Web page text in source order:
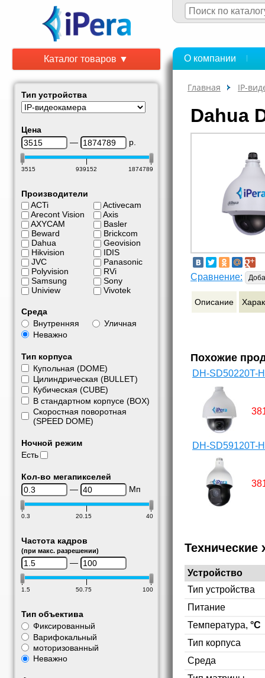
Каталог товаров ▼
Тип устройства
Цена
—
р.
3515 939152 1874789
Производители
ACTi
Arecont Vision
AXYCAM
Beward
Dahua
Hikvision
JVC
Polyvision
Samsung
Uniview
Activecam
Axis
Basler
Brickcom
Geovision
IDIS
Panasonic
RVi
Sony
Vivotek
Среда
Внутренняя
Уличная
Неважно
Тип корпуса
Купольная (DOME)
Цилиндрическая (BULLET)
Кубическая (CUBE)
В стандартном корпусе (BOX)
Скоростная поворотная
(SPEED DOME)
Ночной режим
Есть
Кол-во мегапикселей
—
Мп
0.3 20.15 40
Частота кадров
(при макс. разрешении)
—
1.5 50.75 100
Тип объектива
Фиксированный
Варифокальный
моторизованный
Неважно
О компании
Главная IP-
Dahua
Сравнение:
Описание
Похожие
DH-SD50220T-
DH-SD59120T-
Технические
Устройство
Тип устройства
Питание
Температура, °C
Тип корпуса
Среда